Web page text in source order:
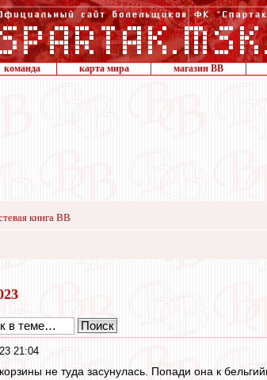
команда карта мира магазин ВВ
книга ВВ
21:04
не туда засунулась. Попади она к